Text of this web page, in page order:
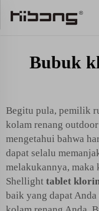
Bubuk
Begitu pula, pemilik
kolam renang
mengetahui bahwa
dapat selalu
melakukannya,
Shellight tablet
baik yang dapat